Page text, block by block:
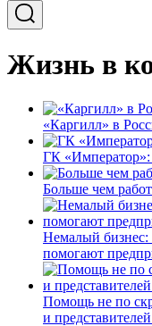
Жизнь в
«Каргилл» в
ГК «Император»:
Больше чем
Немалый
помогают
Помощь не по
и